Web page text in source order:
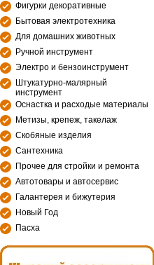
Фигурки декоративные
Бытовая электротехника
Для домашних животных
Ручной инструмент
Электро и бензоинструмент
Штукатурно-малярный
инструмент
Оснастка и расходые материалы
Метизы, крепеж, такелаж
Скобяные изделия
Сантехника
Прочее для стройки и ремонта
Автотовары и автосервис
Галантерея и бижутерия
Новый Год
Пасха